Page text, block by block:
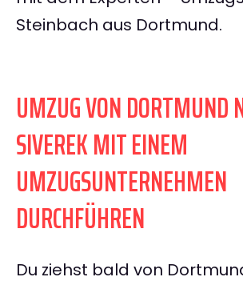
Steinbach aus Dortmund.
UMZUG VON DORTMUND
SIVEREK MIT EINEM
UMZUGSUNTERNEHMEN
DURCHFÜHREN
Du ziehst bald von